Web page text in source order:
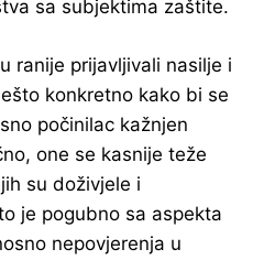
sa subjektima zaštite.
ranije prijavljivali nasilje i
konkretno kako bi se
počinilac kažnjen
one se kasnije teže
su doživjele i
je pogubno sa aspekta
nepovjerenja u